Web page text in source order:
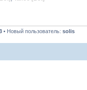
• Новый пользователь: solis